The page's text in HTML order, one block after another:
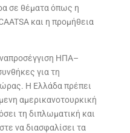
σε θέματα όπως η
και η προμήθεια
ΗΠΑ–
για τη
Η Ελλάδα πρέπει
αμερικανοτουρκική
τη διπλωματική και
να διασφαλίσει τα